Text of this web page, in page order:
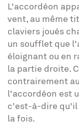
L'accordéon
vent, au même
claviers joués
un soufflet que
éloignant ou en
la partie droite.
contrairement
l'accordéon est
c'est-à-dire qu'il
la fois.